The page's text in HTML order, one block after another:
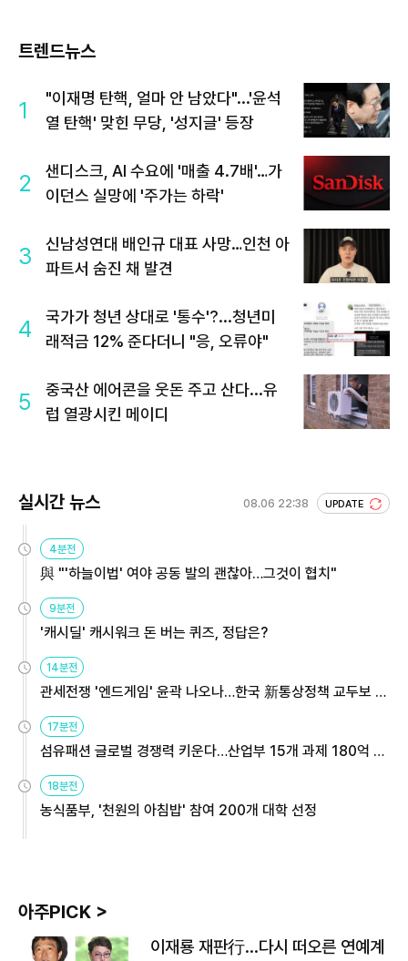
트렌드뉴스
1
"이재명 탄핵, 얼마 안 남았다"...'윤석
열 탄핵' 맞힌 무당, '성지글' 등장
2
샌디스크, AI 수요에 '매출 4.7배'…가
이던스 실망에 '주가는 하락'
3
신남성연대 배인규 대표 사망…인천 아
파트서 숨진 채 발견
4
국가가 청년 상대로 '통수'?...청년미
래적금 12% 준다더니 "응, 오류야"
5
중국산 에어콘을 웃돈 주고 산다...유
럽 열광시킨 메이디
실시간 뉴스 08.06 22:38 UPDATE
4분전
與 "'하늘이법' 여야 공동 발의 괜찮아…그것이 협치"
9분전
'캐시딜' 캐시워크 돈 버는 퀴즈, 정답은?
14분전
관세전쟁 '엔드게임' 윤곽 나오나…한국 新통상정책 교두보 활
용해야
17분전
섬유패션 글로벌 경쟁력 키운다…산업부 15개 과제 180억 지
원
18분전
농식품부, '천원의 아침밥' 참여 200개 대학 선정
아주PICK >
이재룡 재판行…다시 떠오른 연예계